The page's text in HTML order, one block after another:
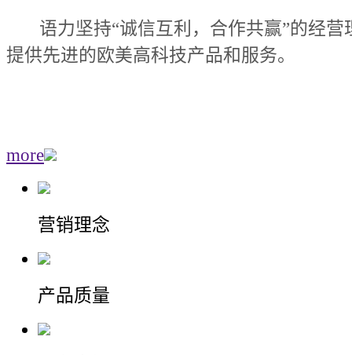
语力坚持“诚信互利，合作共赢”的经营
提供先进的欧美高科技产品和服务。
more
营销理念
产品质量